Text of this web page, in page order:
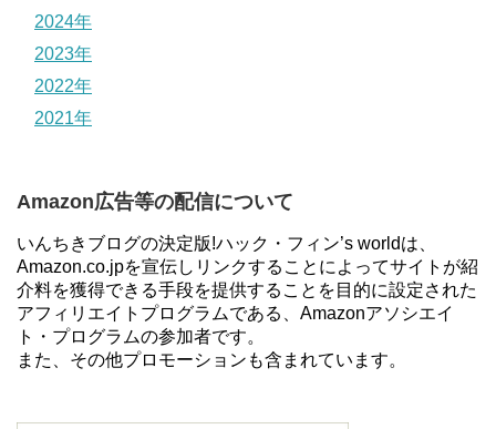
2024年
2023年
2022年
2021年
Amazon広告等の配信について
いんちきブログの決定版!ハック・フィン’s worldは、
Amazon.co.jpを宣伝しリンクすることによってサイトが紹
介料を獲得できる手段を提供することを目的に設定された
アフィリエイトプログラムである、Amazonアソシエイ
ト・プログラムの参加者です。
また、その他プロモーションも含まれています。